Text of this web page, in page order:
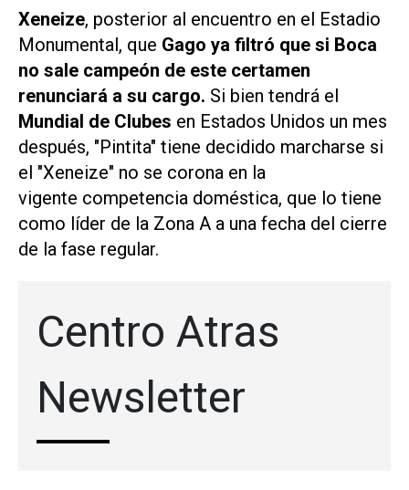
Xeneize, posterior al encuentro en el Estadio
Monumental, que Gago ya filtró que si Boca
no sale campeón de este certamen
renunciará a su cargo. Si bien tendrá el
Mundial de Clubes en Estados Unidos un mes
después, "Pintita" tiene decidido marcharse si
el "Xeneize" no se corona en la
vigente competencia doméstica, que lo tiene
como líder de la Zona A a una fecha del cierre
de la fase regular.